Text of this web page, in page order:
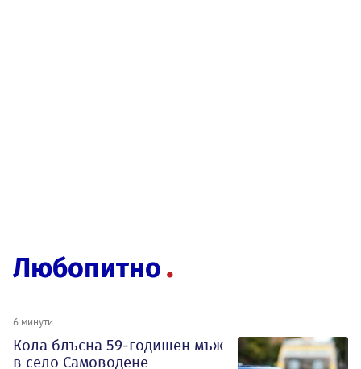
Любопитно
6 минути
Кола блъсна 59-годишен мъж
в село Самоводене